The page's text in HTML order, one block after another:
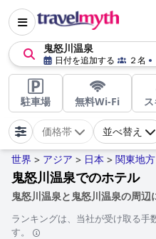
鬼怒川温泉
日付を追加する ２名
駐車場 無料Wi-Fi
価格帯 並べ替え
世界 > アジア > 日本 > 関東地方
鬼怒川温泉でのホテル
鬼怒川温泉と鬼怒川温泉の周
ランキングは、当社が受け取る手
す。